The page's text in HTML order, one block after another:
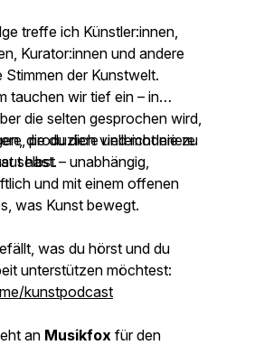
treffe ich Künstler:innen,
Kurator:innen und andere
Stimmen der Kunstwelt.
tauchen wir tief ein – in
die selten gesprochen wird,
die du dich vielleicht nie zu
hast.
produziere und moderiere
selbst – unabhängig,
und mit einem offenen
was Kunst bewegt.
was du hörst und du
unterstützen möchtest:
kunstpodcast
an Musikfox für den